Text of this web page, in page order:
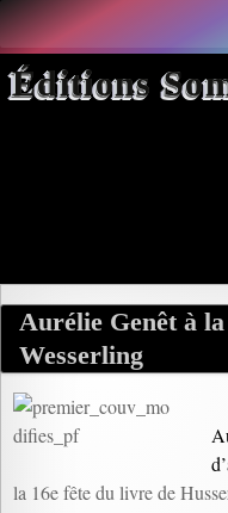
Aller
au
contenu
Éditions
Archives par
Aurélie Genêt à
Wesserling
la 16e fête du livre de